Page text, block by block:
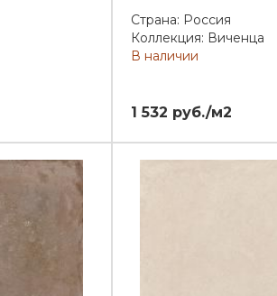
Страна: Россия
Коллекция: Виченца
В наличии
1 532 руб./м2